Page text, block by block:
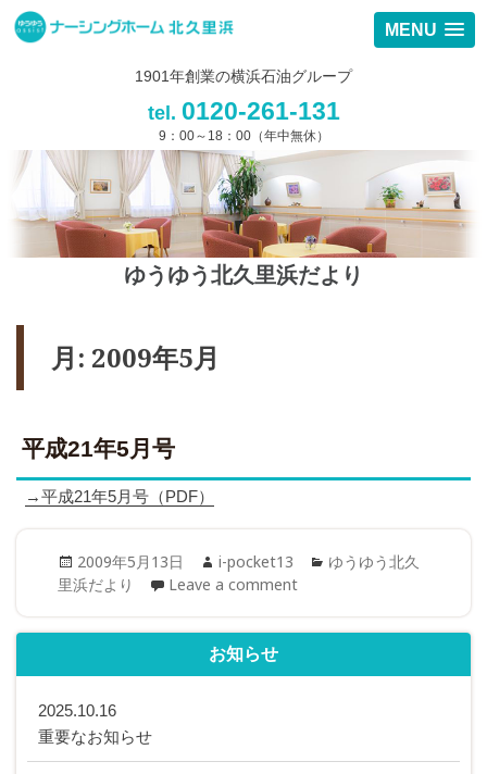
MENU
1901年創業の横浜石油グループ
tel. 0120-261-131
9：00～18：00（年中無休）
ゆうゆう北久里浜だより
月: 2009年5月
平成21年5月号
→平成21年5月号（PDF）
Posted
on
2009年5月13日 Author
i-pocket13 Categories
ゆうゆう北久
里浜だより
Leave a comment
お知らせ
2025.10.16
重要なお知らせ